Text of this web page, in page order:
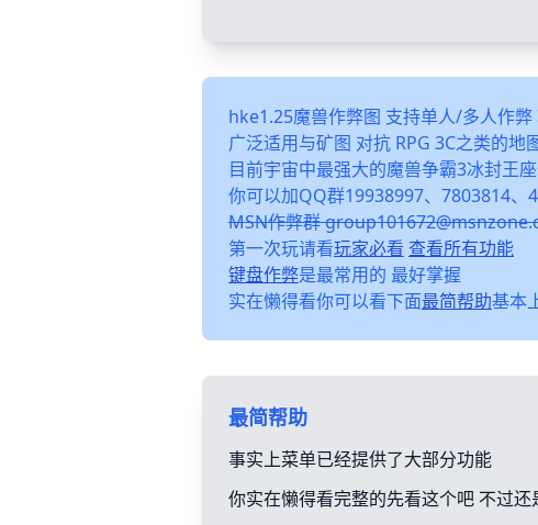
hke1.25魔兽作弊图 支持单人/多人作
广泛适用与矿图 对抗 RPG 3C之类的
目前宇宙中最强大的魔兽争霸3冰封王
你可以加QQ群19938997、7803814
MSN作弊群
第一次玩请看玩家必看 查看所有功能
键盘作弊是最常用的 最好掌握
实在懒得看你可以看下面最简帮助基本
最简帮助
事实上菜单已经提供了大部分功能
你实在懒得看完整的先看这个吧 不过还